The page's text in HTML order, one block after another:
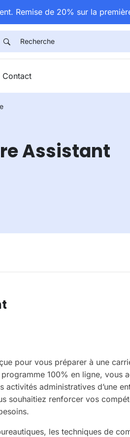
Remise de 20% sur la
Contact
Assistant
pour vous préparer à une
100% en ligne, vous
administratives d’une
souhaitiez renforcer vos
les techniques de